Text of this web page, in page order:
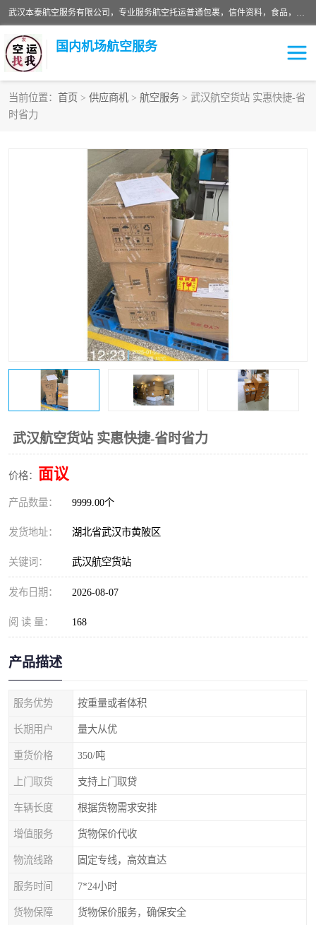
武汉本泰航空服务有限公司，专业服务航空托运普通包裹，信件资料，食品，服装，快消品等运输的专线空运，完善的网络服务确保为客户提供准确、*、安全的“门对门”服务，本着“诚信为本、精诚合作”的服务宗旨.“以安全运输为保障，以运价合理要求市场”的经营理念。武汉机场货运、武汉航空物流、武汉空运、武汉天河国际机场东方、南方、国际航空、机场空运业务覆盖国内二三线机场城市，如：武汉-敦煌、武汉-柳州等
国内机场航空服务
当前位置： 首页 > 供应商机 > 航空服务 > 武汉航空货站 实惠快捷-省
时省力
武汉航空货站 实惠快捷-省时省力
价格： 面议
产品数量： 9999.00个
发货地址： 湖北省武汉市黄陂区
关键词： 武汉航空货站
发布日期： 2026-08-07
阅 读 量： 168
产品描述
服务优势 按重量或者体积
长期用户 量大从优
重货价格 350/吨
上门取货 支持上门取贷
车辆长度 根据货物需求安排
增值服务 货物保价代收
物流线路 固定专线，高效直达
服务时间 7*24小时
货物保障 货物保价服务，确保安全
航空服务